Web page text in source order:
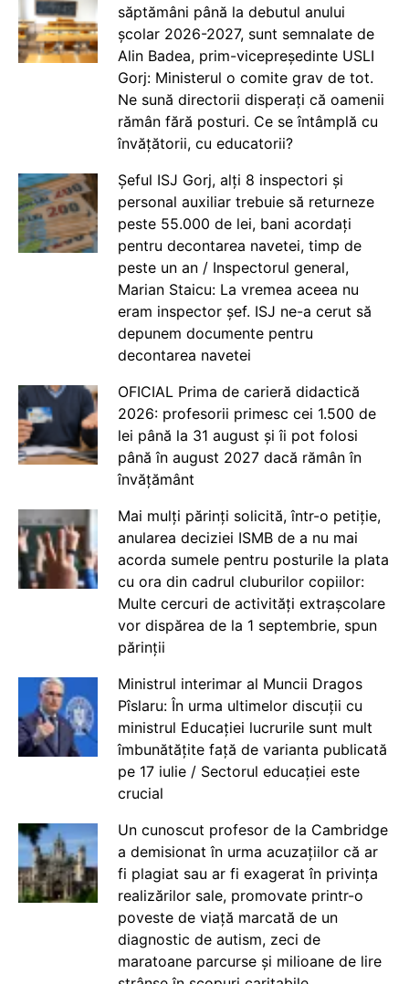
săptămâni până la debutul anului
școlar 2026-2027, sunt semnalate de
Alin Badea, prim-vicepreședinte USLI
Gorj: Ministerul o comite grav de tot.
Ne sună directorii disperați că oamenii
rămân fără posturi. Ce se întâmplă cu
învățătorii, cu educatorii?
Șeful ISJ Gorj, alți 8 inspectori și
personal auxiliar trebuie să returneze
peste 55.000 de lei, bani acordați
pentru decontarea navetei, timp de
peste un an / Inspectorul general,
Marian Staicu: La vremea aceea nu
eram inspector șef. ISJ ne-a cerut să
depunem documente pentru
decontarea navetei
OFICIAL Prima de carieră didactică
2026: profesorii primesc cei 1.500 de
lei până la 31 august și îi pot folosi
până în august 2027 dacă rămân în
învățământ
Mai mulți părinți solicită, într-o petiție,
anularea deciziei ISMB de a nu mai
acorda sumele pentru posturile la plata
cu ora din cadrul cluburilor copiilor:
Multe cercuri de activități extrașcolare
vor dispărea de la 1 septembrie, spun
părinții
Ministrul interimar al Muncii Dragos
Pîslaru: În urma ultimelor discuții cu
ministrul Educației lucrurile sunt mult
îmbunătățite față de varianta publicată
pe 17 iulie / Sectorul educației este
crucial
Un cunoscut profesor de la Cambridge
a demisionat în urma acuzațiilor că ar
fi plagiat sau ar fi exagerat în privința
realizărilor sale, promovate printr-o
poveste de viață marcată de un
diagnostic de autism, zeci de
maratoane parcurse și milioane de lire